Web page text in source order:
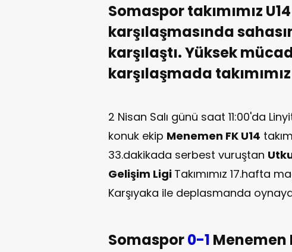
Somaspor takımımız
karşılaşmasında
karşılaştı. Yüksek
karşılaşmada
2 Nisan Salı günü saat 11:00'da
konuk ekip Menemen FK U14
33.dakikada serbest vuruştan
Gelişim Ligi Takımımız 17.hafta
Karşıyaka ile deplasmanda
Somaspor0-1 Menemen